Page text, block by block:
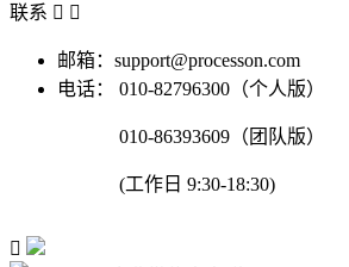
联系  
邮箱：support@processon.com
电话：
010-82796300（个人版）
010-86393609（团队版）
(工作日 9:30-18:30)
